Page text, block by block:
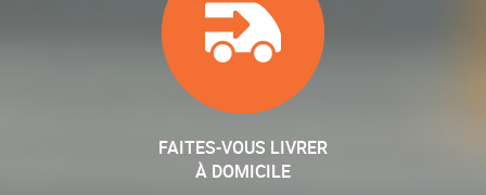
FAITES-VOUS LIVRER
À DOMICILE